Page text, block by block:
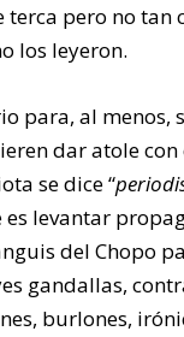
terca pero no tan
los leyeron.
para, al menos,
dar atole con
se dice “
es levantar
del Chopo
gandallas,
burlones,